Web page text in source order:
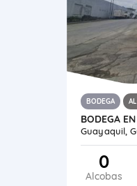
BODEGA
BODEGA
Guayaquil,
0
Alcobas